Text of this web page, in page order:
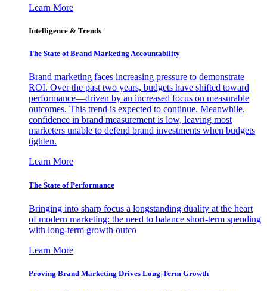
Learn More
Intelligence & Trends
The State of Brand Marketing Accountability
Brand marketing faces increasing pressure to demonstrate
ROI. Over the past two years, budgets have shifted toward
performance—driven by an increased focus on measurable
outcomes. This trend is expected to continue. Meanwhile,
confidence in brand measurement is low, leaving most
marketers unable to defend brand investments when budgets
tighten.
Learn More
The State of Performance
Bringing into sharp focus a longstanding duality at the heart
of modern marketing: the need to balance short-term spending
with long-term growth outco
Learn More
Proving Brand Marketing Drives Long-Term Growth